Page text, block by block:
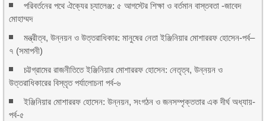
পরিবর্তনের পথে ঐক্যের চ্যালেঞ্জ: ৫ আগস্টের শিক্ষা ও বর্তমান বাস্তবতা -জাবেদ
মোহাম্মদ
মন্ত্রীত্ব, উন্নয়ন ও উত্তরাধিকার: মানুষের নেতা ইঞ্জিনিয়ার মোশাররফ হোসেন-পর্ব–
৭ (সমাপনী)
চট্টগ্রামের রাজনীতিতে ইঞ্জিনিয়ার মোশাররফ হোসেন: নেতৃত্ব, উন্নয়ন ও
উত্তরাধিকারের বিস্তৃত পর্যালোচনা পর্ব-৬
ইঞ্জিনিয়ার মোশাররফ হোসেন: উন্নয়ন, সংগঠন ও জনসম্পৃক্ততার এক দীর্ঘ অধ্যায়-
পর্ব-৫